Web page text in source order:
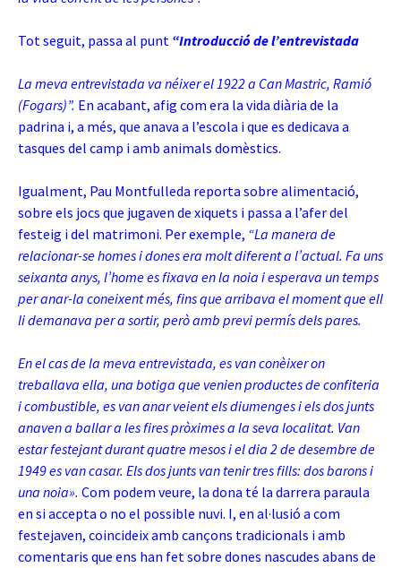
Tot seguit, passa al punt “Introducció de l’entrevistada
La meva entrevistada va néixer el 1922 a Can Mastric, Ramió
(Fogars)”. En acabant, afig com era la vida diària de la
padrina i, a més, que anava a l’escola i que es dedicava a
tasques del camp i amb animals domèstics.
Igualment, Pau Montfulleda reporta sobre alimentació,
sobre els jocs que jugaven de xiquets i passa a l’afer del
festeig i del matrimoni. Per exemple, “La manera de
relacionar-se homes i dones era molt diferent a l’actual. Fa uns
seixanta anys, l’home es fixava en la noia i esperava un temps
per anar-la coneixent més, fins que arribava el moment que ell
li demanava per a sortir, però amb previ permís dels pares.
En el cas de la meva entrevistada, es van conèixer on
treballava ella, una botiga que venien productes de confiteria
i combustible, es van anar veient els diumenges i els dos junts
anaven a ballar a les fires pròximes a la seva localitat. Van
estar festejant durant quatre mesos i el dia 2 de desembre de
1949 es van casar. Els dos junts van tenir tres fills: dos barons i
una noia». Com podem veure, la dona té la darrera paraula
en si accepta o no el possible nuvi. I, en al·lusió a com
festejaven, coincideix amb cançons tradicionals i amb
comentaris que ens han fet sobre dones nascudes abans de